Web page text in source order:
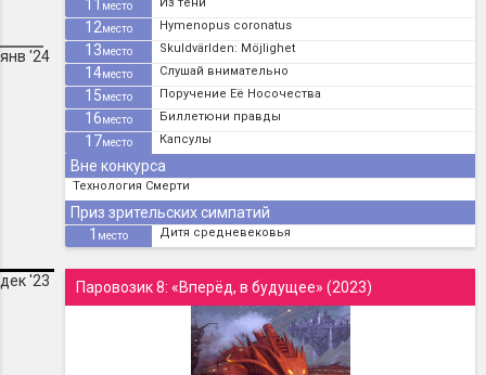
янв '24
дек '23
11 место
12место Hymenopus coronatus
13место Skuldvärlden: Möjlighet
14место Слушай внимательно
15место Поручение Её Носочества
16место Биллетюни правды
17место Капсулы
Вне конкурса
Технология Смерти
Приз зрительских симпатий
1 место Дитя средневековья
Паровозик 8: «Вперёд, в будущее» (2023)